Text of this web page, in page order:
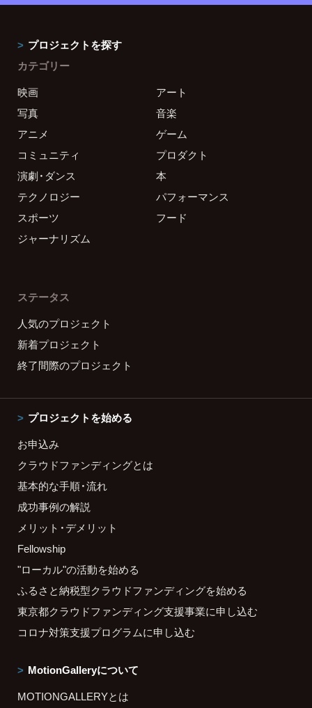
プロジェクトを探す
カテゴリー
映画
アート
写真
音楽
アニメ
ゲーム
コミュニティ
プロダクト
演劇・ダンス
本
テクノロジー
パフォーマンス
スポーツ
フード
ジャーナリズム
ステータス
人気のプロジェクト
新着プロジェクト
終了間際のプロジェクト
プロジェクトを始める
お申込み
クラウドファンディングとは
基本的な手順・流れ
成功事例の解説
メリット・デメリット
Fellowship
"ローカル"の活動を始める
ふるさと納税型クラウドファンディングを始める
東京都クラウドファンディング支援事業に申し込む
コロナ対策支援プログラムに申し込む
MotionGalleryについて
MOTIONGALLERYとは